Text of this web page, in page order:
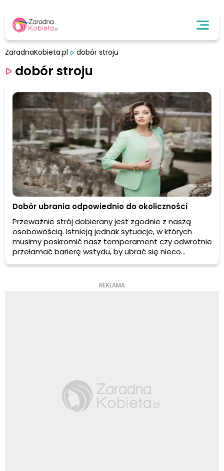
ZaradnaKobieta.pl dobór stroju
dobór stroju
Dobór ubrania odpowiednio do okoliczności
Przeważnie strój dobierany jest zgodnie z naszą
osobowością. Istnieją jednak sytuacje, w których
musimy poskromić nasz temperament czy odwrotnie
przełamać barierę wstydu, by ubrać się nieco
odważniej. To różne okoliczności, jakie trafiają się nam
REKLAMA